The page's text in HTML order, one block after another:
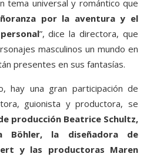
tema universal y romántico que
por la aventura y el
”, dice la directora, que
masculinos un mundo en
presentes en sus fantasías.
hay una gran participación de
guionista y productora, se
producción Beatrice Schultz,
Böhler, la diseñadora de
y las productoras Maren